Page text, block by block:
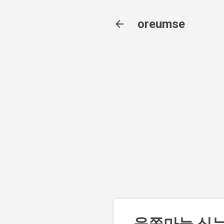
oreumse